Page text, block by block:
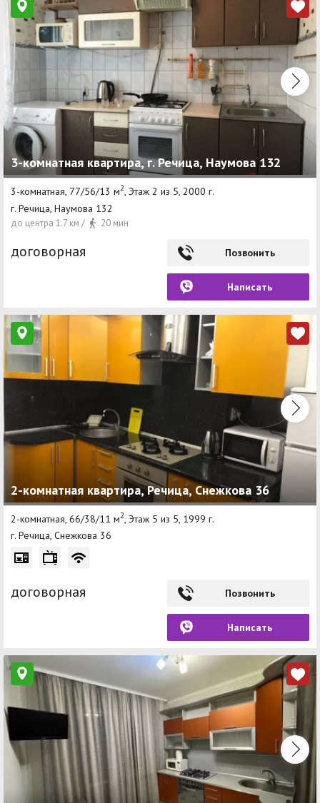
3-комнатная квартира, г. Речица, Наумова 132
3-комнатная, 77/56/13 м2, Этаж 2 из 5, 2000 г.
г. Речица, Наумова 132
до центра 1.7 км / 20 мин
договорная Позвонить
Написать
2-комнатная квартира, Речица, Снежкова 36
2-комнатная, 66/38/11 м2 , Этаж 5 из 5, 1999 г.
г. Речица, Снежкова 36
договорная Позвонить
Написать